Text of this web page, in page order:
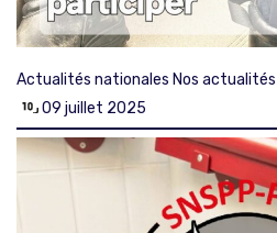
Actualités nationales Nos actualités
09 juillet 2025